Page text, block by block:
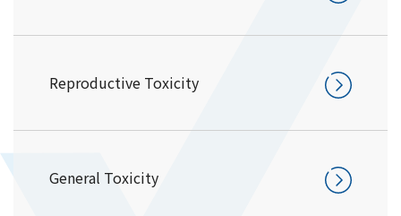
Reproductive Toxicity
General Toxicity